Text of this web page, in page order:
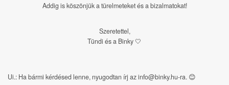
Addig is köszönjük a türelmeteket és a bizalmatokat!
Szeretettel,
Tündi és a Binky 🤍
Ui.: Ha bármi kérdésed lenne, nyugodtan írj az info@binky.hu-ra. 😊